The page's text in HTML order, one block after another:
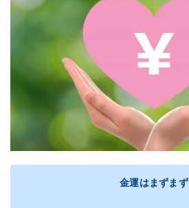
金運はまずまず